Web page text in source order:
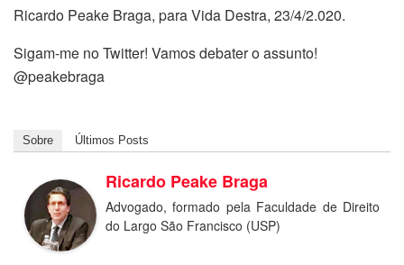
Ricardo Peake Braga, para Vida Destra, 23/4/2.020.
Sigam-me no Twitter! Vamos debater o assunto!
@peakebraga
Sobre Últimos Posts
Ricardo Peake Braga
Advogado, formado pela Faculdade de Direito
do Largo São Francisco (USP)